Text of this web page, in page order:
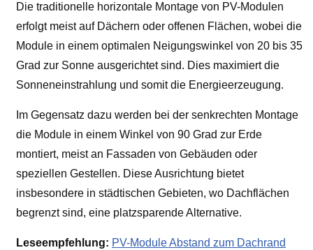
Die traditionelle horizontale Montage von PV-Modulen
erfolgt meist auf Dächern oder offenen Flächen, wobei die
Module in einem optimalen Neigungswinkel von 20 bis 35
Grad zur Sonne ausgerichtet sind. Dies maximiert die
Sonneneinstrahlung und somit die Energieerzeugung.
Im Gegensatz dazu werden bei der senkrechten Montage
die Module in einem Winkel von 90 Grad zur Erde
montiert, meist an Fassaden von Gebäuden oder
speziellen Gestellen. Diese Ausrichtung bietet
insbesondere in städtischen Gebieten, wo Dachflächen
begrenzt sind, eine platzsparende Alternative.
Leseempfehlung: PV-Module Abstand zum Dachrand